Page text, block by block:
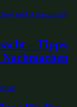
– Tipps,